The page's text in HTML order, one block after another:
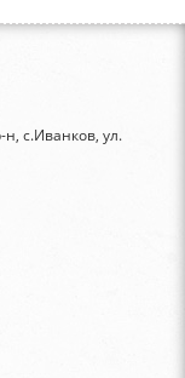
с.Иванков, ул.